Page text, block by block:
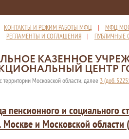
КОНТАКТЫ И РЕЖИМ РАБОТЫ МФЦ | МФЦ
РЕГЛАМЕНТЫ И СОГЛАШЕНИЯ | ПУБЛИЧНЫЕ
КАЗЕННОЕ
ЦЕНТР
с территории Московской области, далее 3 (доб.
пенсионного и социального
Москве и Московской